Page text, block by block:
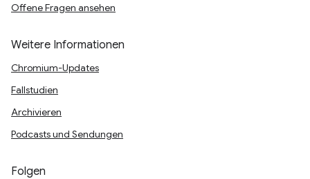
Offene Fragen ansehen
Weitere Informationen
Chromium-Updates
Fallstudien
Archivieren
Podcasts und Sendungen
Folgen